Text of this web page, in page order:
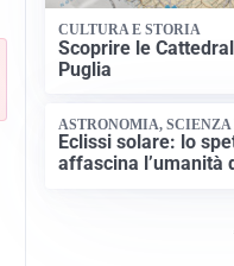
CULTURA E STORIA
Scoprire le
Puglia
ASTRONOMIA,
Eclissi solare: lo
affascina l’umanità